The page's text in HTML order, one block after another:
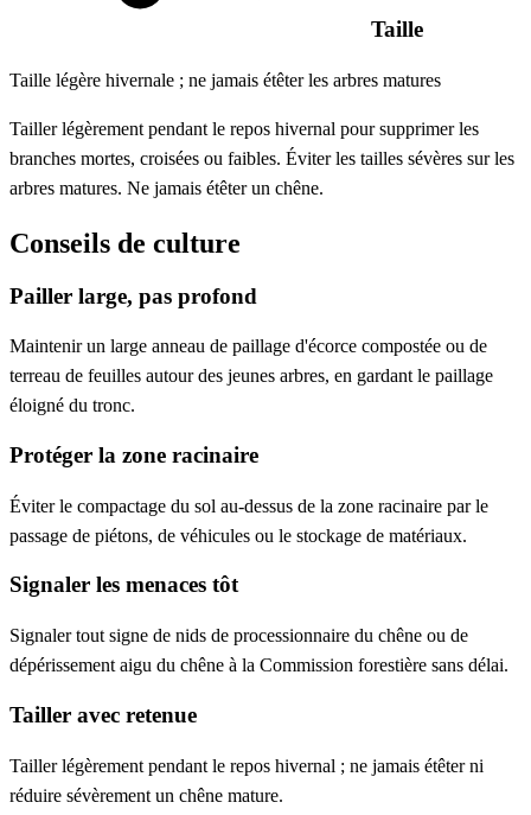
Taille
Taille légère hivernale ; ne jamais étêter les arbres matures
Tailler légèrement pendant le repos hivernal pour supprimer les
branches mortes, croisées ou faibles. Éviter les tailles sévères sur les
arbres matures. Ne jamais étêter un chêne.
Conseils de culture
Pailler large, pas profond
Maintenir un large anneau de paillage d'écorce compostée ou de
terreau de feuilles autour des jeunes arbres, en gardant le paillage
éloigné du tronc.
Protéger la zone racinaire
Éviter le compactage du sol au-dessus de la zone racinaire par le
passage de piétons, de véhicules ou le stockage de matériaux.
Signaler les menaces tôt
Signaler tout signe de nids de processionnaire du chêne ou de
dépérissement aigu du chêne à la Commission forestière sans délai.
Tailler avec retenue
Tailler légèrement pendant le repos hivernal ; ne jamais étêter ni
réduire sévèrement un chêne mature.